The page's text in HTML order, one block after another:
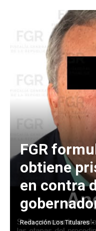
FGR
obtiene
en contra
Redacción Los Titulares -